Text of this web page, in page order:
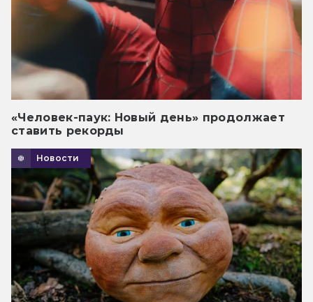
«Человек-паук: Новый день» продолжает
ставить рекорды
Новости